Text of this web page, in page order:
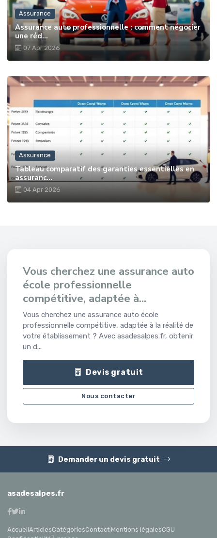
Assurance
Assurance auto professionnelle : comment négocier
une réd...
07 Apr 2026
Assurance
Tableau comparatif des garanties essentielles en
assuranc...
04 Apr 2026
Vous cherchez une assurance auto
école professionnelle
compétitive, adaptée à...
Vous cherchez une assurance auto école
professionnelle compétitive, adaptée à la réalité de
votre établissement ? Avec asadesalpes.fr, obtenir
un d...
Devis gratuit
Nous contacter
Demander un devis gratuit
asadesalpes.fr
AccueilArticlesCatégoriesContact Mentions légalesCGU